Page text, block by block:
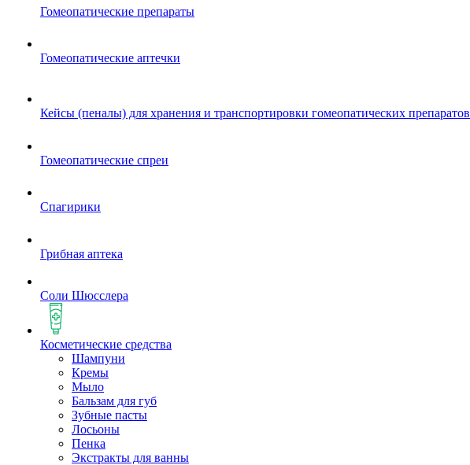
Гомеопатические препараты
Гомеопатические аптечки
Кейсы (пеналы) для хранения и транспортировки гомеопатических препаратов
Гомеопатические спреи
Спагирики
Грибная аптека
Соли Шюсслера
Косметические средства
Шампуни
Кремы
Мыло
Бальзам для губ
Зубные пасты
Лосьоны
Пенка
Экстракты для ванны